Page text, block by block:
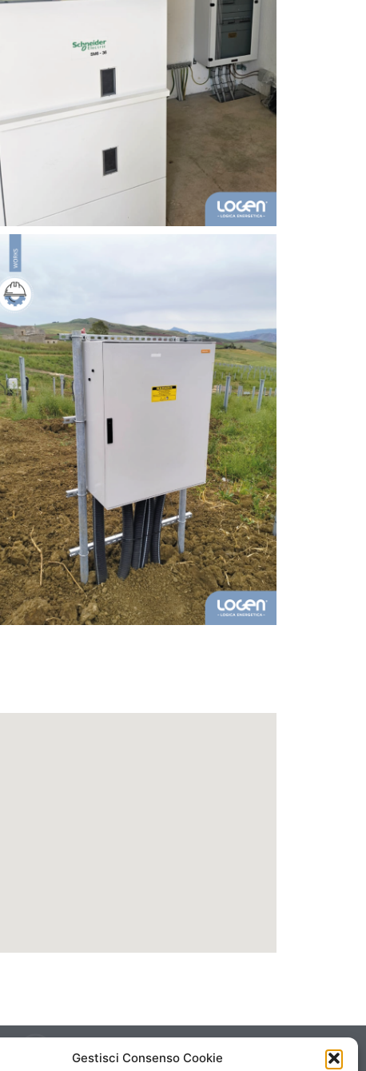
Gestisci Consenso Cookie
79 00151 ROMA | P.I./C.F. IT 098 248 31 003 |